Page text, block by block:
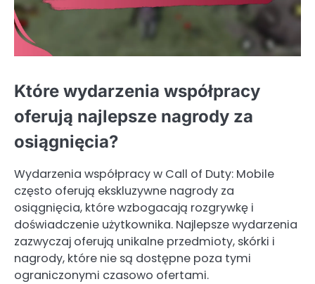
Które wydarzenia współpracy
oferują najlepsze nagrody za
osiągnięcia?
Wydarzenia współpracy w Call of Duty: Mobile
często oferują ekskluzywne nagrody za
osiągnięcia, które wzbogacają rozgrywkę i
doświadczenie użytkownika. Najlepsze wydarzenia
zazwyczaj oferują unikalne przedmioty, skórki i
nagrody, które nie są dostępne poza tymi
ograniczonymi czasowo ofertami.